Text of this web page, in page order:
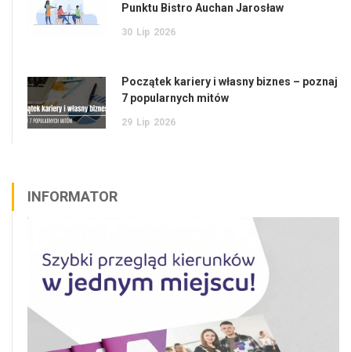
Punktu Bistro Auchan Jarosław
30 Lip 2026
Początek kariery i własny biznes – poznaj
7 popularnych mitów
29 Lip 2026
INFORMATOR